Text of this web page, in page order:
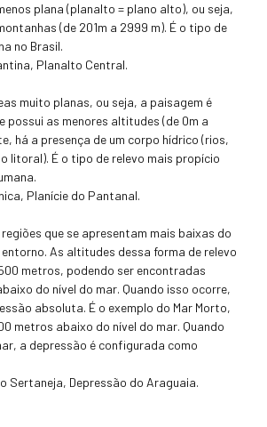
plana (planalto = plano alto), ou seja,
(de 201m a 2999 m). É o tipo de
no Brasil.
Planalto Central.
muito planas, ou seja, a paisagem é
possui as menores altitudes (de 0m a
há a presença de um corpo hídrico (rios,
litoral). É o tipo de relevo mais propício
Planície do Pantanal.
que se apresentam mais baixas do
entorno. As altitudes dessa forma de relevo
metros, podendo ser encontradas
do nível do mar. Quando isso ocorre,
absoluta. É o exemplo do Mar Morto,
metros abaixo do nível do mar. Quando
a depressão é configurada como
Sertaneja, Depressão do Araguaia.